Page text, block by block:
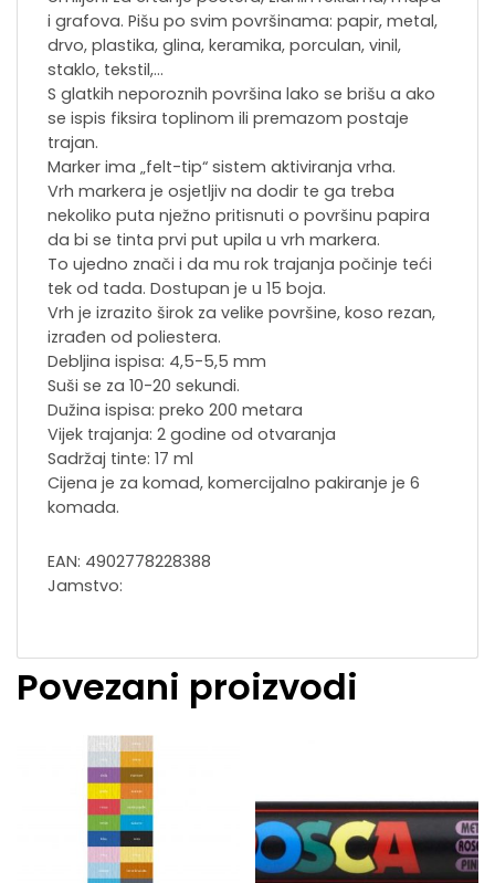
i grafova. Pišu po svim površinama: papir, metal,
drvo, plastika, glina, keramika, porculan, vinil,
staklo, tekstil,…
S glatkih neporoznih površina lako se brišu a ako
se ispis fiksira toplinom ili premazom postaje
trajan.
Marker ima „felt-tip“ sistem aktiviranja vrha.
Vrh markera je osjetljiv na dodir te ga treba
nekoliko puta nježno pritisnuti o površinu papira
da bi se tinta prvi put upila u vrh markera.
To ujedno znači i da mu rok trajanja počinje teći
tek od tada. Dostupan je u 15 boja.
Vrh je izrazito širok za velike površine, koso rezan,
izrađen od poliestera.
Debljina ispisa: 4,5-5,5 mm
Suši se za 10-20 sekundi.
Dužina ispisa: preko 200 metara
Vijek trajanja: 2 godine od otvaranja
Sadržaj tinte: 17 ml
Cijena je za komad, komercijalno pakiranje je 6
komada.
EAN: 4902778228388
Jamstvo:
Povezani proizvodi